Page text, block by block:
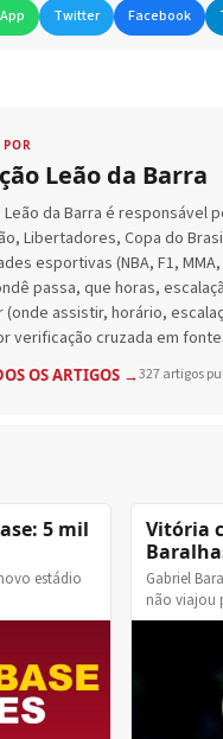
Twitter Facebook
Leão da Barra
Leão da Barra é responsável
Libertadores, Copa do
esportivas (NBA, F1,
passa, que horas,
assistir, horário,
verificação cruzada em
OS ARTIGOS →327 artigos
5 mil
estádio
Vitória
Gabriel
não